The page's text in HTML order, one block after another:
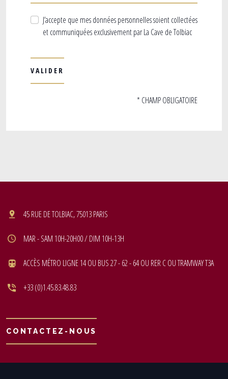
J’accepte que mes données personnelles soient collectées
et communiquées exclusivement par La Cave de Tolbiac
* CHAMP OBLIGATOIRE
45 RUE DE TOLBIAC, 75013 PARIS
MAR - SAM 10H-20H00 / DIM 10H-13H
ACCÈS MÉTRO LIGNE 14 OU BUS 27 - 62 - 64 OU RER C OU TRAMWAY T3A
+33 (0)1.45.83.48.83
CONTACTEZ-NOUS